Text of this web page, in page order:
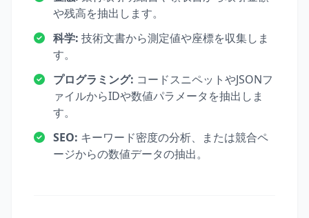
や残高を抽出します。
科学: 技術文書から測定値や座標を収集しま
す。
プログラミング: コードスニペットやJSONフ
ァイルからIDや数値パラメータを抽出しま
す。
SEO: キーワード密度の分析、または競合ペ
ージからの数値データの抽出。